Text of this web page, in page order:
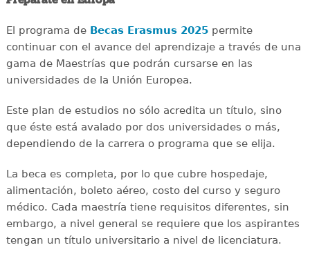
El programa de Becas Erasmus 2025permite
continuar con el avance del aprendizaje a través de una
gama de Maestrías que podrán cursarse en las
universidades de la Unión Europea.
Este plan de estudios no sólo acredita un título, sino
que éste está avalado por dos universidades o más,
dependiendo de la carrera o programa que se elija.
La beca es completa, por lo que cubre hospedaje,
alimentación, boleto aéreo, costo del curso y seguro
médico. Cada maestría tiene requisitos diferentes, sin
embargo, a nivel general se requiere que los aspirantes
tengan un título universitario a nivel de licenciatura.